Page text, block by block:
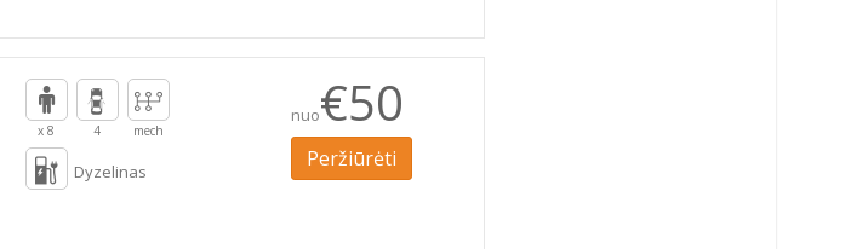
x 8 4 mech
Dyzelinas
nuo€50
Peržiūrėti